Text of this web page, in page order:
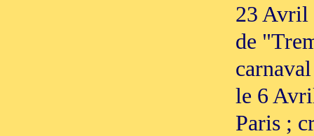
23 Avril
de
le 6
Paris ;